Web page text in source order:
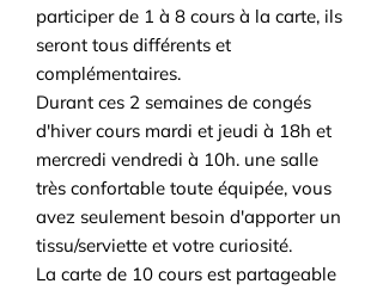
participer de 1 à 8 cours à la carte, ils
seront tous différents et
complémentaires.
Durant ces 2 semaines de congés
d'hiver cours mardi et jeudi à 18h et
mercredi vendredi à 10h. une salle
très confortable toute équipée, vous
avez seulement besoin d'apporter un
tissu/serviette et votre curiosité.
La carte de 10 cours est partageable